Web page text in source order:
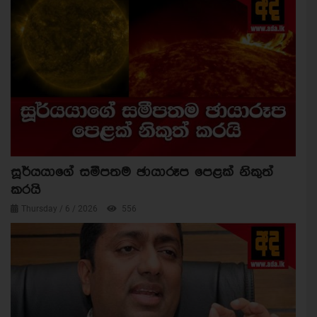
සූර්යයාගේ සමීපතම ඡායාරූප පෙළක් නිකුත්
කරයි
Thursday / 6 / 2026 556